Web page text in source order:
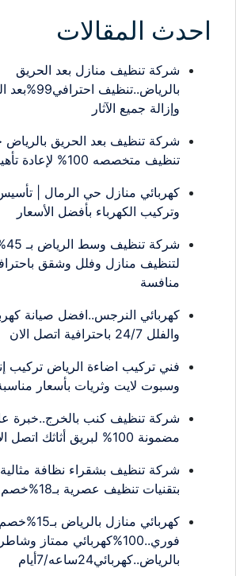
احدث المقالات
شركة تنظيف منازل بعد الحريق
بالرياض..تنظيف
وإزالة جميع الآثار
شركة تنظيف بعد الحريق
تنظيف متخصصه 100% لإعادة تأهيل المنازل
كهربائي منازل حي الرمال |
وتركيب الكهرباء بأفضل الأسعار
لتنظيف منازل وفلل وشقق
منافسة
كهربائي النرجس..افضل صيانة
والفلل 24/7 باحترافية اتصل الان
فني تركيب اضاءة الرياض تركيب
وسبوت لايت وثريات بأسعار
شركة تنظيف كنب بالخرج..خبرة
مضمونة 100% لبريق أثاثك اتصل الان
بتقنيات تنظيف عصرية بـ18%خصم فوري
كهربائي منازل بالرياض بـ15%خصم
فوري..100%كهربائي ممتاز وشاطر
بالرياض..كهربائي24ساعه/7أيام